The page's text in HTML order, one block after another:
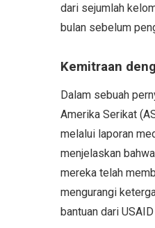
dari sejumlah
bulan sebelum
Kemitraan
Dalam sebuah
Amerika Serikat
melalui laporan
menjelaskan
mereka telah
mengurangi
bantuan dari